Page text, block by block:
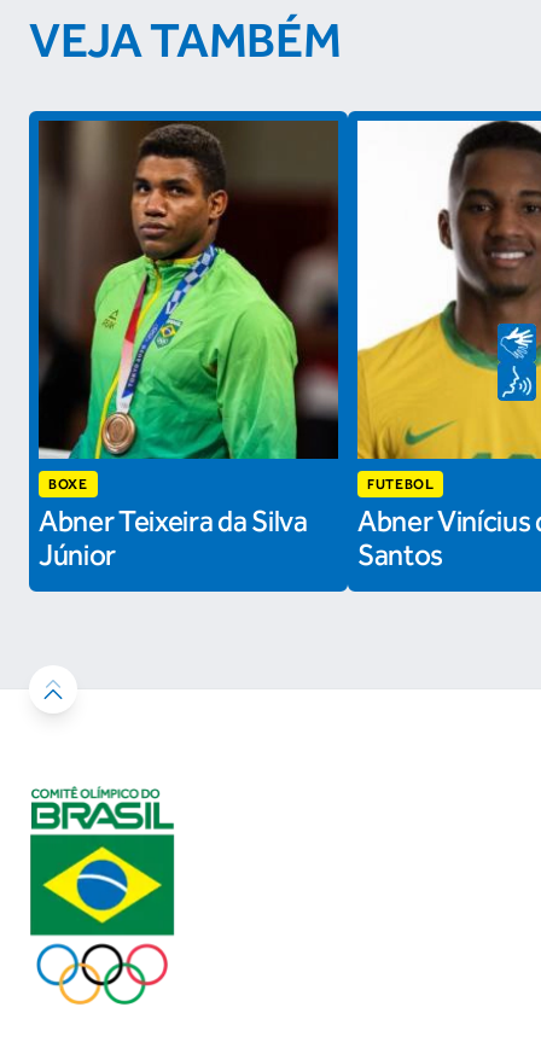
VEJA TAMBÉM
BOXE
Abner Teixeira da Silva
Júnior
FUTEBOL
Abner Vinícius
Santos